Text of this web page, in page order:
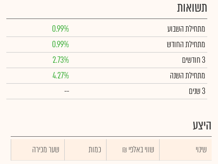
תשואות
מתחילת השבוע
0.99%
מתחילת החודש
0.99%
3 חודשים
2.73%
מתחילת השנה
4.27%
3 שנים
--
היצע
שינוי ₪ שווי באלפי כמות
שער מכירה